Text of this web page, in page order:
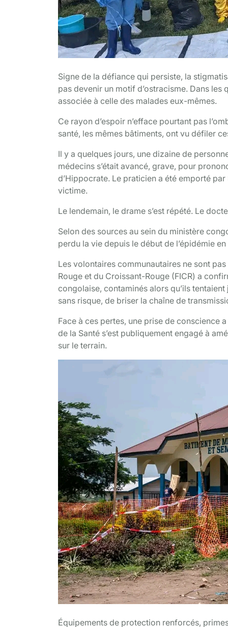
Signe de la défiance qui persiste, la
pas devenir un motif d’ostracisme. Dans
associée à celle des malades eux-mêmes.
Ce rayon d’espoir n’efface pourtant pas
santé, les mêmes bâtiments, ont vu défiler
Il y a quelques jours, une dizaine de
médecins s’était avancé, grave, pour
d’Hippocrate. Le praticien a été emporté
victime.
Le lendemain, le drame s’est répété. Le
Selon des sources au sein du ministère
perdu la vie depuis le début de l’épidémie en
Les volontaires communautaires ne sont
Rouge et du Croissant-Rouge (FICR) a
congolaise, contaminés alors qu’ils
sans risque, de briser la chaîne de
Face à ces pertes, une prise de conscience
de la Santé s’est publiquement engagé à
sur le terrain.
Équipements de protection renforcés,